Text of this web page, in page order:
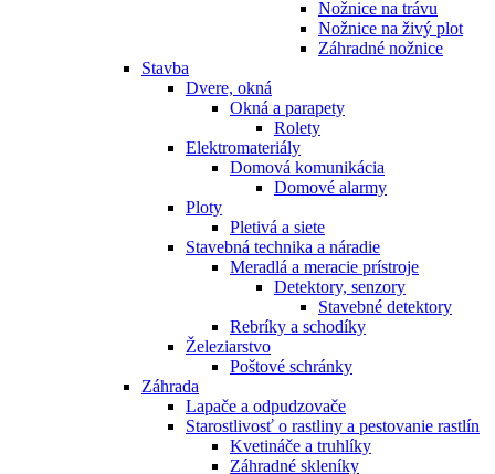
Nožnice na trávu
Nožnice na živý plot
Záhradné nožnice
Stavba
Dvere, okná
Okná a parapety
Rolety
Elektromateriály
Domová komunikácia
Domové alarmy
Ploty
Pletivá a siete
Stavebná technika a náradie
Meradlá a meracie prístroje
Detektory, senzory
Stavebné detektory
Rebríky a schodíky
Železiarstvo
Poštové schránky
Záhrada
Lapače a odpudzovače
Starostlivosť o rastliny a pestovanie rastlín
Kvetináče a truhlíky
Záhradné skleníky